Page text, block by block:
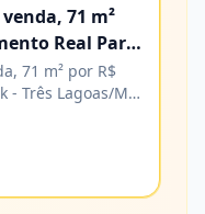
71 m²
Real Park
71 m² por R$
Três Lagoas/MS